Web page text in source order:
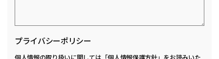
プライバシーポリシー